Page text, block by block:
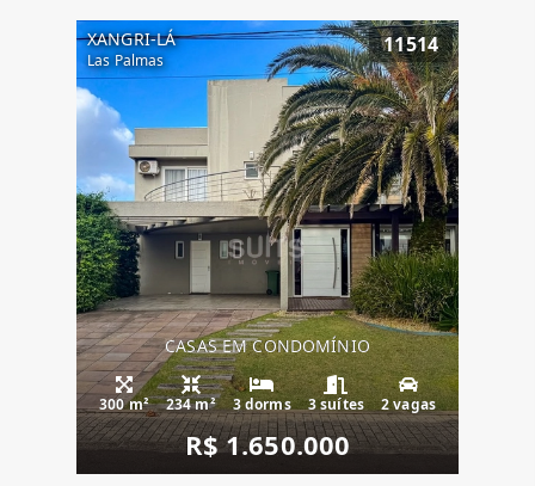
XANGRI-LÁ
Las Palmas
11514
CASAS EM CONDOMÍNIO
300 m² 234 m² 3 dorms 3 suítes 2 vagas
R$ 1.650.000